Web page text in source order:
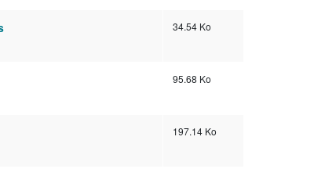
34.54 Ko
95.68 Ko
197.14 Ko